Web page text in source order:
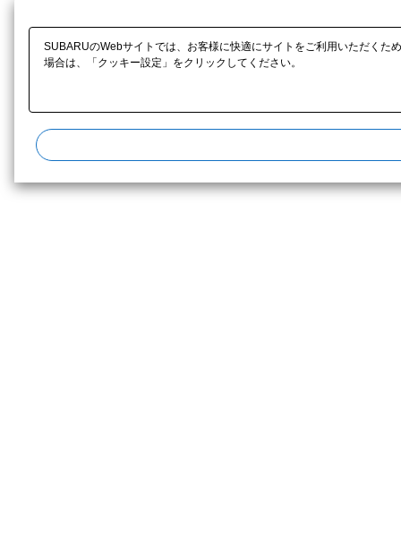
SUBARUのWebサイトでは、お客様に快適にサイトをご利用いただく
場合は、「クッキー設定」をクリックしてください。​